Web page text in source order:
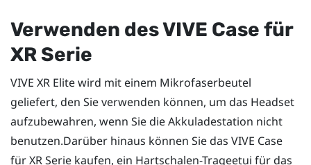
Verwenden desVIVE Case für
XR Serie
VIVE XR Elitewird mit einem Mikrofaserbeutel
geliefert, den Sie verwenden können, um das Headset
aufzubewahren, wenn Sie die Akkuladestation nicht
benutzen.Darüber hinaus können Sie das VIVE Case
für XR Serie kaufen, ein Hartschalen-Trageetui für das